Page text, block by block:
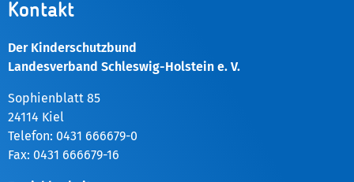
Kontakt
Der Kinderschutzbund
Landesverband Schleswig-Holstein e. V.
Sophienblatt 85
24114 Kiel
Telefon: 0431 666679-0
Fax: 0431 666679-16